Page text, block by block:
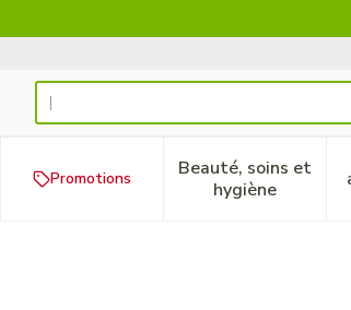
Rechercher
Promotions
Beauté, soins et
hygièneAfficher le